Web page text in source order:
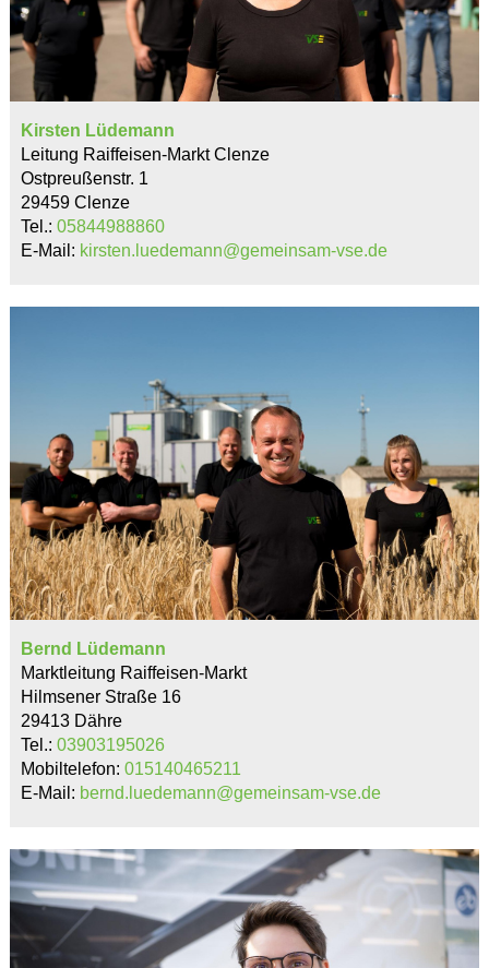
Kirsten Lüdemann
Leitung Raiffeisen-Markt Clenze
Ostpreußenstr. 1
29459 Clenze
Tel.: 05844988860
E-Mail: kirsten.luedemann@gemeinsam-vse.de
Bernd Lüdemann
Marktleitung Raiffeisen-Markt
Hilmsener Straße 16
29413 Dähre
Tel.: 03903195026
Mobiltelefon: 015140465211
E-Mail: bernd.luedemann@gemeinsam-vse.de